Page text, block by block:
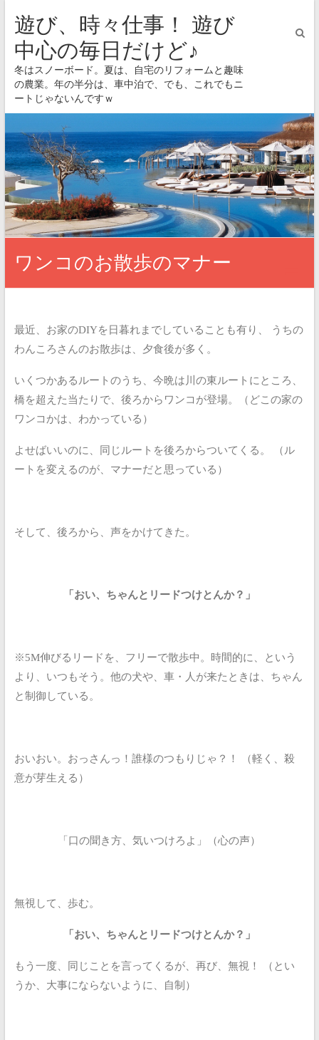
遊び、時々仕事！ 遊び
中心の毎日だけど♪
冬はスノーボード。夏は、自宅のリフォームと趣味
の農業。年の半分は、車中泊で、でも、これでもニ
ートじゃないんですｗ
ワンコのお散歩のマナー
最近、お家のDIYを日暮れまでしていることも有り、
うちの
わんころさんのお散歩は、夕食後が多く。
いくつかあるルートのうち、今晩は川の東ルートにところ、
橋を超えた当たりで、後ろからワンコが登場。（どこの家の
ワンコかは、わかっている）
よせばいいのに、同じルートを後ろからついてくる。
（ル
ートを変えるのが、マナーだと思っている）
そして、後ろから、声をかけてきた。
「おい、ちゃんとリードつけとんか？」
※5M伸びるリードを、フリーで散歩中。時間的に、という
より、いつもそう。他の犬や、車・人が来たときは、ちゃん
と制御している。
おいおい。おっさんっ！誰様のつもりじゃ？！
（軽く、殺
意が芽生える）
「口の聞き方、気いつけろよ」（心の声）
無視して、歩む。
「おい、ちゃんとリードつけとんか？」
もう一度、同じことを言ってくるが、再び、無視！
（とい
うか、大事にならないように、自制）